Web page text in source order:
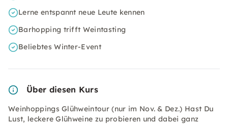
Lerne entspannt neue Leute kennen
Barhopping trifft Weintasting
Beliebtes Winter-Event
Über diesen Kurs
Weinhoppings Glühweintour (nur im Nov. & Dez.) Hast Du
Lust, leckere Glühweine zu probieren und dabei ganz